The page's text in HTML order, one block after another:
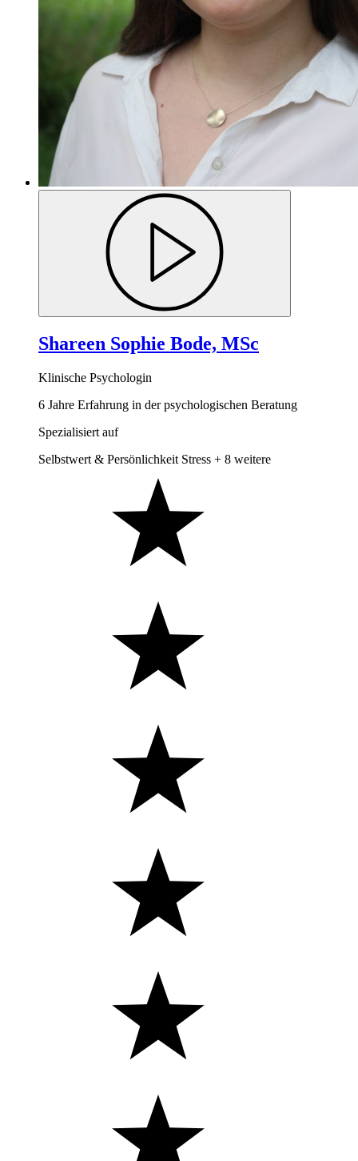
Shareen Sophie Bode, MSc
Klinische Psychologin
6 Jahre Erfahrung in der psychologischen Beratung
Spezialisiert auf
Selbstwert & Persönlichkeit Stress + 8 weitere